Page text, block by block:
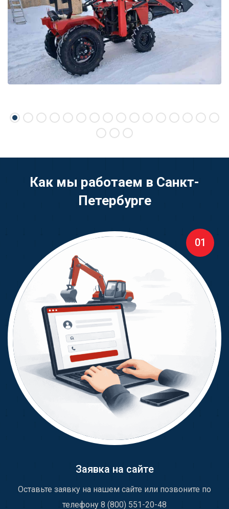
Как мы работаем в Санкт-
Петербурге
01
Заявка на сайте
Оставьте заявку на нашем сайте или позвоните по
телефону 8 (800) 551-20-48